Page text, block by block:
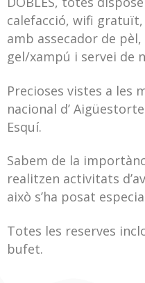
calefacció, wifi
amb assecador de
gel/xampú i servei de
Precioses vistes a les
nacional d’
Esquí.
Sabem de la
realitzen activitats
això s’ha posat
Totes les reserves
bufet.